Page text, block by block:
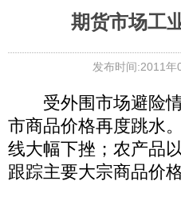
期货市场工
发布时间:2011
受外围市场避险情
市商品价格再度跳水
线大幅下挫；农产品
跟踪主要大宗商品价